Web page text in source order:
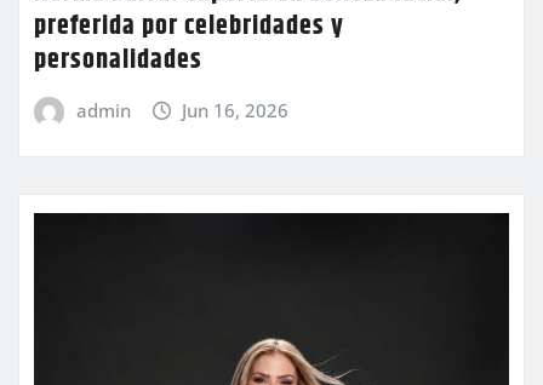
preferida por celebridades y
personalidades
admin Jun 16, 2026